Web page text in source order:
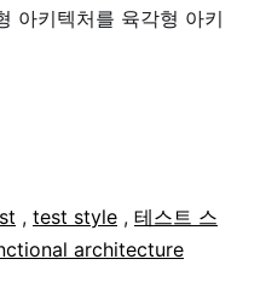
아키텍처를 육각형 아키
, test style , 테스트 스
architecture